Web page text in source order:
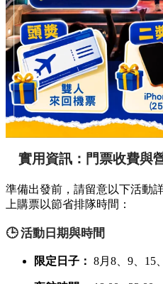
實用資訊：門票收費與
準備出發前，請留意以下活動
上購票以節省排隊時間：
🕒 活動日期與時間
限定日子： 8月8、9、15